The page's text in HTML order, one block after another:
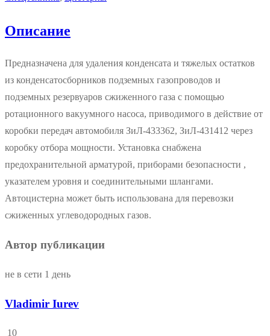
Описание
Предназначена для удаления конденсата и тяжелых остатков
из конденсатосборников подземных газопроводов и
подземных резервуаров сжиженного газа с помощью
ротационного вакуумного насоса, приводимого в действие от
коробки передач автомобиля ЗиЛ-433362, ЗиЛ-431412 через
коробку отбора мощности. Установка снабжена
предохранительной арматурой, приборами безопасности ,
указателем уровня и соединительными шлангами.
Автоцистерна может быть использована для перевозки
сжиженных углеводородных газов.
Автор публикации
не в сети 1 день
Vladimir Iurev
10